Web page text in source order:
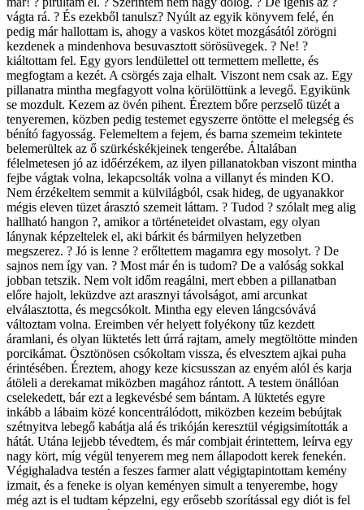
vágta rá. ? És ezekből tanulsz? Nyúlt az egyik könyvem felé, én
pedig már hallottam is, ahogy a vaskos kötet mozgásától zörögni
kezdenek a mindenhova besuvasztott sörösüvegek. ? Ne! ?
kiáltottam fel. Egy gyors lendülettel ott termettem mellette, és
megfogtam a kezét. A csörgés zaja elhalt. Viszont nem csak az. Egy
pillanatra mintha megfagyott volna körülöttünk a levegő. Egyikünk
se mozdult. Kezem az övén pihent. Éreztem bőre perzselő tüzét a
tenyeremen, közben pedig testemet egyszerre öntötte el melegség és
bénító fagyosság. Felemeltem a fejem, és barna szemeim tekintete
belemerültek az ő szürkéskékjeinek tengerébe. Általában
félelmetesen jó az időérzékem, az ilyen pillanatokban viszont mintha
fejbe vágtak volna, lekapcsolták volna a villanyt és minden KO.
Nem érzékeltem semmit a külvilágból, csak hideg, de ugyanakkor
mégis eleven tüzet árasztó szemeit láttam. ? Tudod ? szólalt meg alig
hallható hangon ?, amikor a történeteidet olvastam, egy olyan
lánynak képzeltelek el, aki bárkit és bármilyen helyzetben
megszerez. ? Jó is lenne ? erőltettem magamra egy mosolyt. ? De
sajnos nem így van. ? Most már én is tudom? De a valóság sokkal
jobban tetszik. Nem volt időm reagálni, mert ebben a pillanatban
előre hajolt, leküzdve azt arasznyi távolságot, ami arcunkat
elválasztotta, és megcsókolt. Mintha egy eleven lángcsóvává
változtam volna. Ereimben vér helyett folyékony tűz kezdett
áramlani, és olyan lüktetés lett úrrá rajtam, amely megtöltötte minden
porcikámat. Ösztönösen csókoltam vissza, és elvesztem ajkai puha
érintésében. Éreztem, ahogy keze kicsusszan az enyém alól és karja
átöleli a derekamat miközben magához rántott. A testem önállóan
cselekedett, bár ezt a legkevésbé sem bántam. A lüktetés egyre
inkább a lábaim közé koncentrálódott, miközben kezeim bebújtak
szétnyitva lebegő kabátja alá és trikóján keresztül végigsimították a
hátát. Utána lejjebb tévedtem, és már combjait érintettem, leírva egy
nagy kört, míg végül tenyerem meg nem állapodott kerek fenekén.
Végighaladva testén a feszes farmer alatt végigtapintottam kemény
izmait, és a feneke is olyan keményen simult a tenyerembe, hogy
még azt is el tudtam képzelni, egy erősebb szorítással egy diót is fel